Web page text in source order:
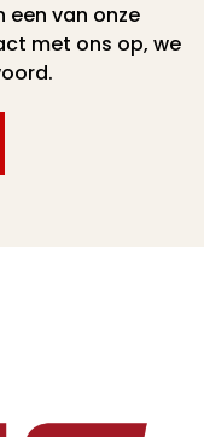
een van onze
met ons op, we